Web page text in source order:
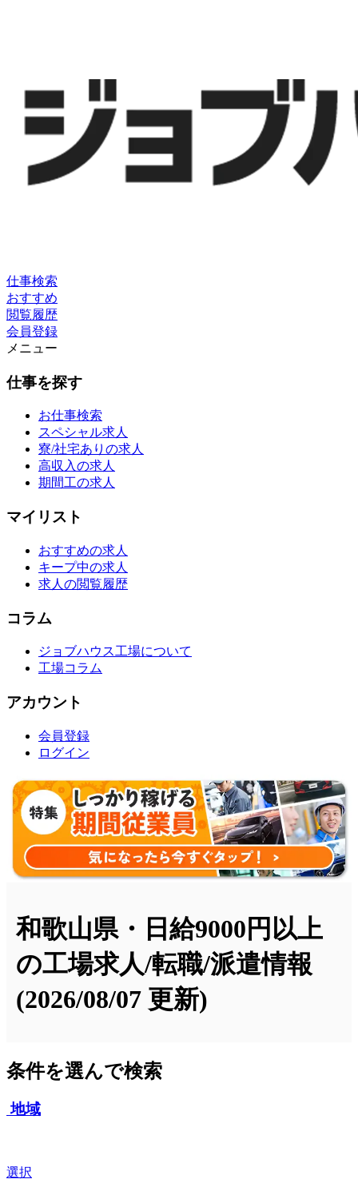
仕事検索
おすすめ
閲覧履歴
会員登録
メニュー
仕事を探す
お仕事検索
スペシャル求人
寮/社宅ありの求人
高収入の求人
期間工の求人
マイリスト
おすすめの求人
キープ中の求人
求人の閲覧履歴
コラム
ジョブハウス工場について
工場コラム
アカウント
会員登録
ログイン
和歌山県・日給9000円以上
の工場求人/転職/派遣情報
(2026/08/07 更新)
条件を選んで検索
地域
選択